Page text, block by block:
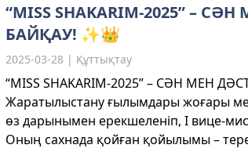
“MISS SHAKARIM-2025” –
БАЙҚАУ! ✨👑
2025-03-28 | Құттықтау
“MISS SHAKARIM-2025” – СӘН МЕН
Жаратылыстану ғылымдары жоғары
өз дарынымен ерекшеленіп, I вице-
Оның сахнада қойған қойылымы –